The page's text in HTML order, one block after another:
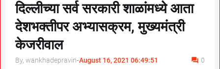
दिल्लीच्या सर्व सरकारी शाळांमध्ये आता
देशभक्तीपर अभ्यासक्रम, मुख्यमंत्री
केजरीवाल
By, wankhadepravin-August 16, 2021 06:49:51 0